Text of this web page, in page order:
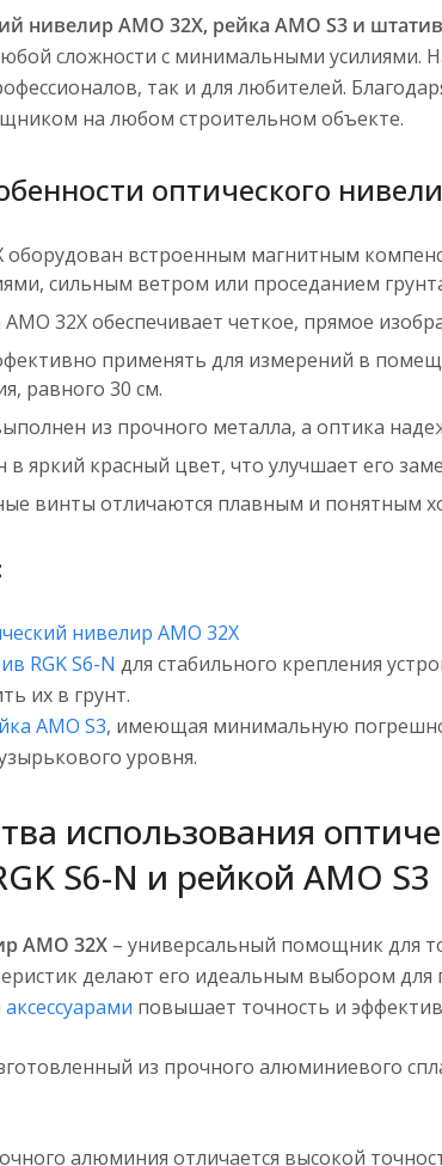
нивелир AMO 32X, рейка AMO S3 и штатив
сложности с минимальными усилиями.
так и для любителей.
на любом строительном объекте.
оптического
оборудован встроенным магнитным
сильным ветром или проседанием
32X обеспечивает четкое, прямое
применять для измерений в
равного 30 см.
из прочного металла, а оптика
яркий красный цвет, что улучшает его
винты отличаются плавным и понятным
нивелир AMO 32X
RGK S6-N для стабильного крепления
их в грунт.
AMO S3, имеющая минимальную
уровня.
использования
S6-N и рейкой AMO S3
AMO 32X – универсальный помощник для
делают его идеальным выбором
повышает точность и
из прочного алюминиевого
алюминия отличается высокой